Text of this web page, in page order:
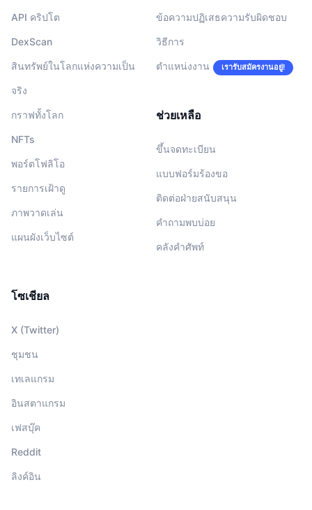
API คริปโต
DexScan
สินทรัพย์ในโลกแห่งความเป็น
จริง
กราฟทั้งโลก
NFTs
พอร์ตโฟลิโอ
รายการเฝ้าดู
ภาพวาดเล่น
แผนผังเว็บไซต์
ข้อความปฏิเสธความรับผิดชอบ
วิธีการ
ตำแหน่งงาน เรารับสมัครงานอยู่!
ช่วยเหลือ
ขึ้นจดทะเบียน
แบบฟอร์มร้องขอ
ติดต่อฝ่ายสนับสนุน
คำถามพบบ่อย
คลังคำศัพท์
โซเชียล
X (Twitter)
ชุมชน
เทเลแกรม
อินสตาแกรม
เฟสบุ๊ค
Reddit
ลิงค์อิน